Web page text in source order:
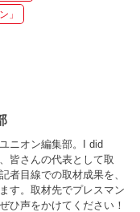
」
ニオン編集部。I did
皆さんの代表として取
者目線での取材成果を、
す。取材先でプレスマン
ひ声をかけてください！